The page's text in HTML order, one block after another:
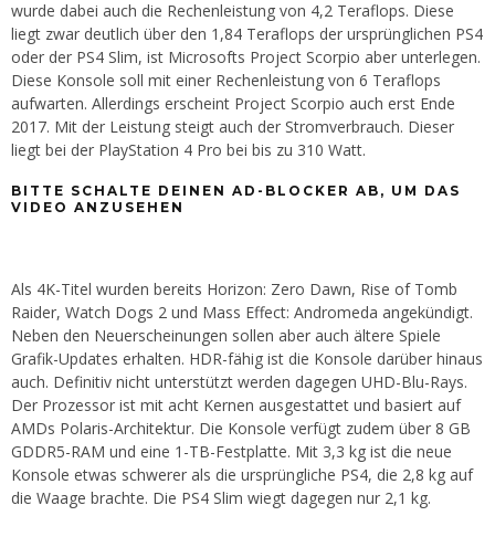
wurde dabei auch die Rechenleistung von 4,2 Teraflops. Diese
liegt zwar deutlich über den 1,84 Teraflops der ursprünglichen PS4
oder der PS4 Slim, ist Microsofts Project Scorpio aber unterlegen.
Diese Konsole soll mit einer Rechenleistung von 6 Teraflops
aufwarten. Allerdings erscheint Project Scorpio auch erst Ende
2017. Mit der Leistung steigt auch der Stromverbrauch. Dieser
liegt bei der PlayStation 4 Pro bei bis zu 310 Watt.
BITTE SCHALTE DEINEN AD-BLOCKER AB, UM DAS
VIDEO ANZUSEHEN
Als 4K-Titel wurden bereits Horizon: Zero Dawn, Rise of Tomb
Raider, Watch Dogs 2 und Mass Effect: Andromeda angekündigt.
Neben den Neuerscheinungen sollen aber auch ältere Spiele
Grafik-Updates erhalten. HDR-fähig ist die Konsole darüber hinaus
auch. Definitiv nicht unterstützt werden dagegen UHD-Blu-Rays.
Der Prozessor ist mit acht Kernen ausgestattet und basiert auf
AMDs Polaris-Architektur. Die Konsole verfügt zudem über 8 GB
GDDR5-RAM und eine 1-TB-Festplatte. Mit 3,3 kg ist die neue
Konsole etwas schwerer als die ursprüngliche PS4, die 2,8 kg auf
die Waage brachte. Die PS4 Slim wiegt dagegen nur 2,1 kg.